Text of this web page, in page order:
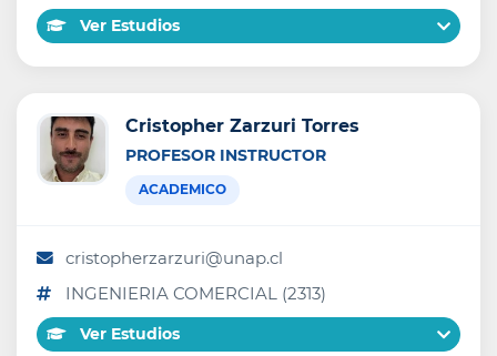
Ver Estudios
Cristopher Zarzuri Torres
PROFESOR INSTRUCTOR
ACADEMICO
cristopherzarzuri@unap.cl
INGENIERIA COMERCIAL (2313)
Ver Estudios